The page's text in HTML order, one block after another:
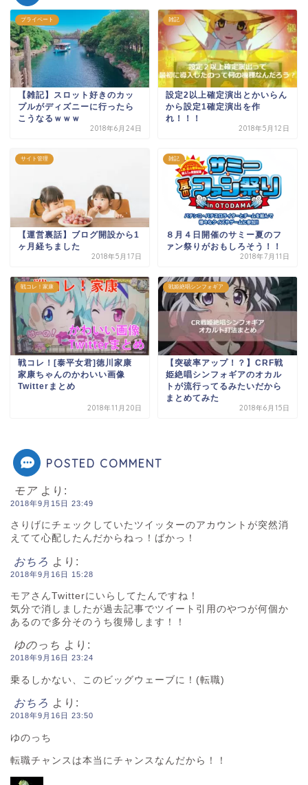
プライペート
【雑記】スロット好きのカッ
プルがディズニーに行ったら
こうなるｗｗｗ
2018年6月24日
雑記
設定2以上確定演出とかいらん
から設定1確定演出を作
れ！！！
2018年5月12日
サイト管理
【運営裏話】ブログ開設から1
ヶ月経ちました
2018年5月17日
雑記
８月４日開催のサミー夏のフ
ァン祭りがおもしろそう！！
2018年7月11日
戦コレ！家康
戦コレ！[泰平女君]徳川家康
家康ちゃんのかわいい画像
Twitterまとめ
2018年11月20日
戦姫絶唱シンフォギア
【突破率アップ！？】CRF戦
姫絶唱シンフォギアのオカル
トが流行ってるみたいだから
まとめてみた
2018年6月15日
POSTED COMMENT
モア より:
2018年9月15日 23:49
さりげにチェックしていたツイッターのアカウントが突然消
えてて心配したんだからねっ！ばかっ！
おちろ より:
2018年9月16日 15:28
モアさんTwitterにいらしてたんですね！
気分で消しましたが過去記事でツイート引用のやつが何個か
あるので多分そのうち復帰します！！
ゆのっち より:
2018年9月16日 23:24
乗るしかない、このビッグウェーブに！(転職)
おちろ より:
2018年9月16日 23:50
ゆのっち
転職チャンスは本当にチャンスなんだから！！